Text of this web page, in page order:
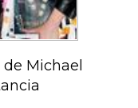
Michael